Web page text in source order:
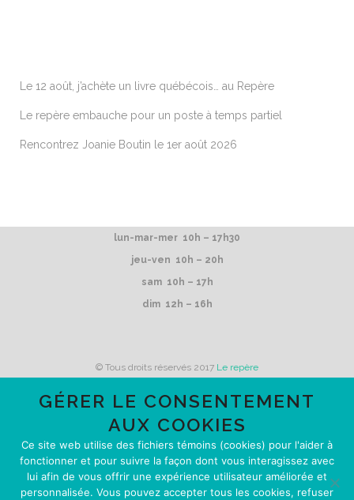
Le 12 août, j’achète un livre québécois… au Repère
Le repère embauche pour un poste à temps partiel
Rencontrez Joanie Boutin le 1er août 2026
lun-mar-mer 10h – 17h30
jeu-ven 10h – 20h
sam 10h – 17h
dim 12h – 16h
© Tous droits réservés 2017 Le repère
Le repère reçoit du financement de
GÉRER LE CONSENTEMENT
AUX COOKIES
Ce site web utilise des fichiers témoins (cookies) pour l'aider à
fonctionner et pour suivre la façon dont vous interagissez avec
lui afin de vous offrir une expérience utilisateur améliorée et
personnalisée. Vous pouvez accepter tous les cookies, refuser